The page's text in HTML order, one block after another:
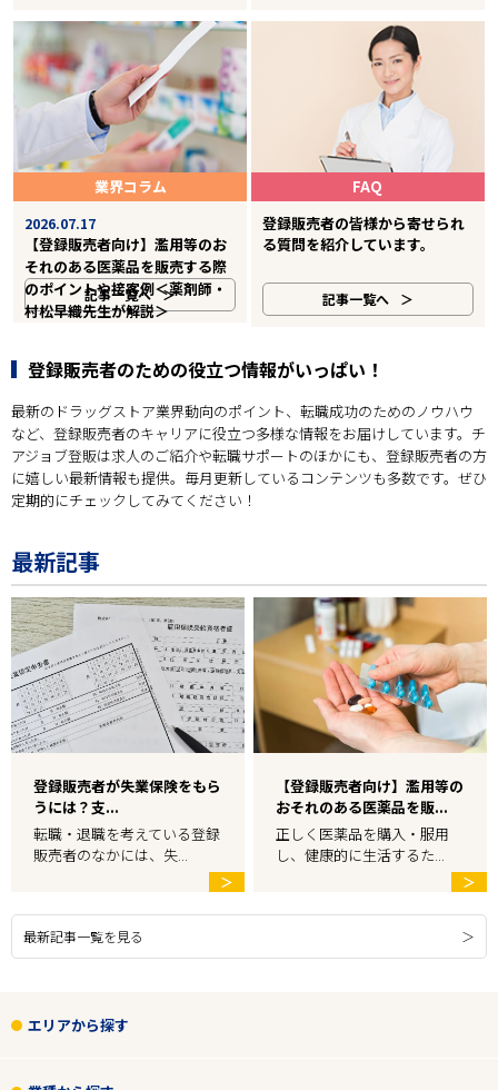
業界コラム
2026.07.17
【登録販売者向け】濫用等のお
それのある医薬品を販売する際
のポイントや接客例＜薬剤師・
村松早織先生が解説＞
記事一覧へ
FAQ
登録販売者の皆様から寄せられ
る質問を紹介しています。
記事一覧へ
登録販売者のための役立つ情報がいっぱい！
最新のドラッグストア業界動向のポイント、転職成功のためのノウハウ
など、登録販売者のキャリアに役立つ多様な情報をお届けしています。チ
アジョブ登販は求人のご紹介や転職サポートのほかにも、登録販売者の方
に嬉しい最新情報も提供。毎月更新しているコンテンツも多数です。ぜひ
定期的にチェックしてみてください！
最新記事
登録販売者が失業保険をもら
うには？支...
転職・退職を考えている登録
販売者のなかには、失...
＞
【登録販売者向け】濫用等の
おそれのある医薬品を販...
正しく医薬品を購入・服用
し、健康的に生活するた...
＞
最新記事一覧を見る
エリアから探す